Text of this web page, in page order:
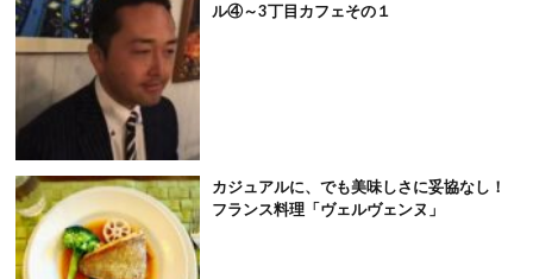
ル④～3丁目カフェその１
カジュアルに、でも美味しさに妥協なし！
フランス料理「ヴェルヴェンヌ」